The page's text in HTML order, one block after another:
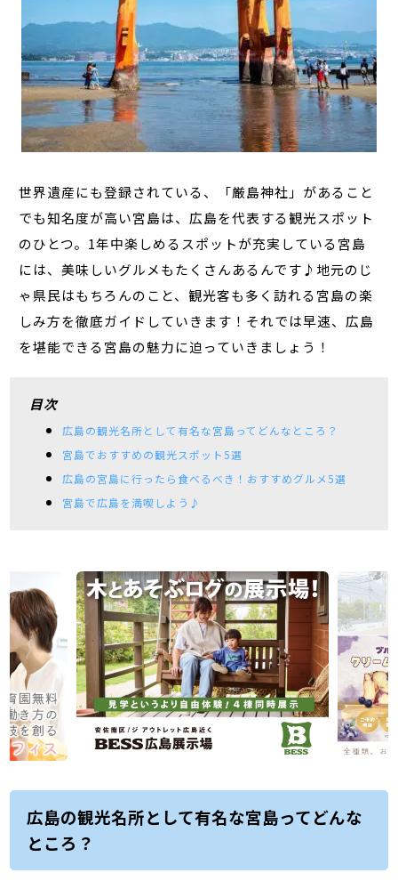
世界遺産にも登録されている、「厳島神社」があること
でも知名度が高い宮島は、広島を代表する観光スポット
のひとつ。1年中楽しめるスポットが充実している宮島
には、美味しいグルメもたくさんあるんです♪地元のじ
ゃ県民はもちろんのこと、観光客も多く訪れる宮島の楽
しみ方を徹底ガイドしていきます！それでは早速、広島
を堪能できる宮島の魅力に迫っていきましょう！
目次
広島の観光名所として有名な宮島ってどんなところ？
宮島でおすすめの観光スポット5選
広島の宮島に行ったら食べるべき！おすすめグルメ5選
宮島で広島を満喫しよう♪
広島の観光名所として有名な宮島ってどんな
ところ？